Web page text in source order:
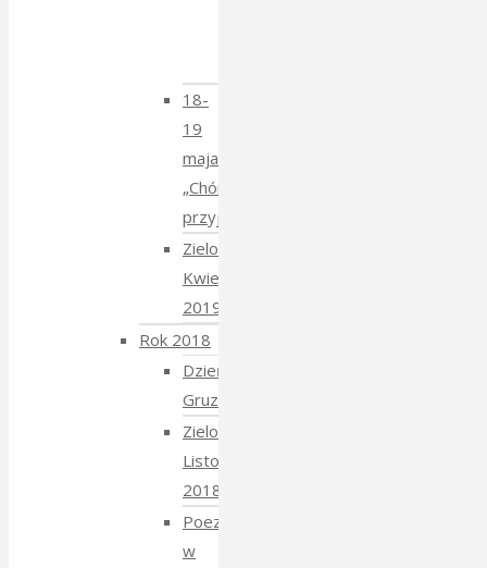
18-
19
maja
„Chór
przyjechał”
Zielony
Kwiecień
2019
Rok 2018
Dzień
Gruziński
Zielony
Listopad
2018
Poezja
w